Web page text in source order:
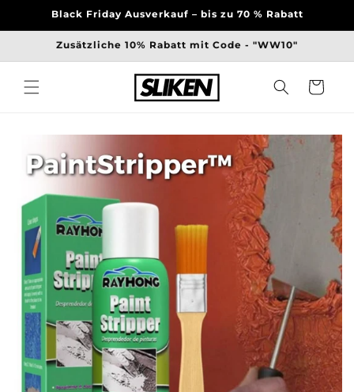
Inhalt
Black Friday Ausverkauf – bis zu 70 % Rabatt
Zusätzliche 10% Rabatt mit Code - "WW10"
Warenkorb